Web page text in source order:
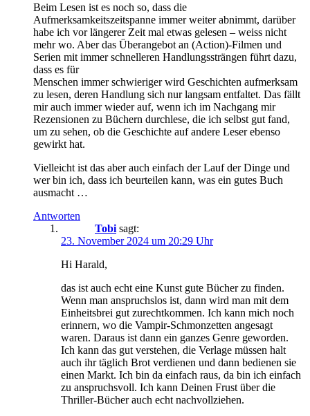
Beim Lesen ist es noch so, dass die
Aufmerksamkeitszeitspanne immer weiter abnimmt, darüber
habe ich vor längerer Zeit mal etwas gelesen – weiss nicht
mehr wo. Aber das Überangebot an (Action)-Filmen und
Serien mit immer schnelleren Handlungssträngen führt dazu,
dass es für
Menschen immer schwieriger wird Geschichten aufmerksam
zu lesen, deren Handlung sich nur langsam entfaltet. Das fällt
mir auch immer wieder auf, wenn ich im Nachgang mir
Rezensionen zu Büchern durchlese, die ich selbst gut fand,
um zu sehen, ob die Geschichte auf andere Leser ebenso
gewirkt hat.
Vielleicht ist das aber auch einfach der Lauf der Dinge und
wer bin ich, dass ich beurteilen kann, was ein gutes Buch
ausmacht …
Antworten
Tobi sagt:
23. November 2024 um 20:29 Uhr
Hi Harald,
das ist auch echt eine Kunst gute Bücher zu finden.
Wenn man anspruchslos ist, dann wird man mit dem
Einheitsbrei gut zurechtkommen. Ich kann mich noch
erinnern, wo die Vampir-Schmonzetten angesagt
waren. Daraus ist dann ein ganzes Genre geworden.
Ich kann das gut verstehen, die Verlage müssen halt
auch ihr täglich Brot verdienen und dann bedienen sie
einen Markt. Ich bin da einfach raus, da bin ich einfach
zu anspruchsvoll. Ich kann Deinen Frust über die
Thriller-Bücher auch echt nachvollziehen.